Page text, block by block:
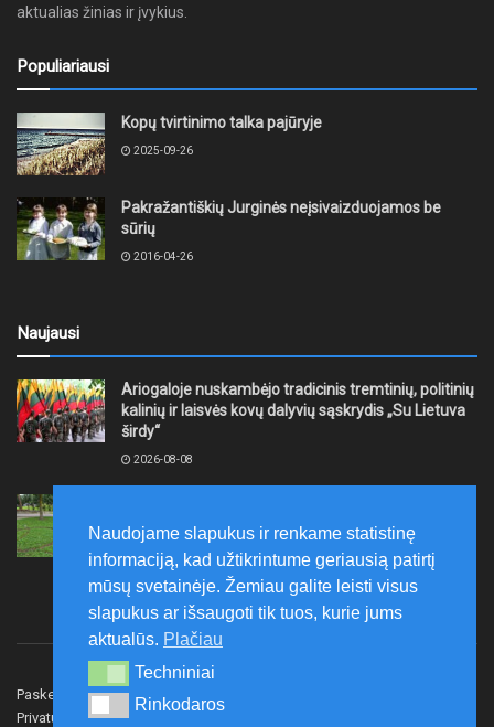
aktualias žinias ir įvykius.
Populiariausi
Kopų tvirtinimo talka pajūryje
2025-09-26
Pakražantiškių Jurginės neįsivaizduojamos be
sūrių
2016-04-26
Naujausi
Ariogaloje nuskambėjo tradicinis tremtinių, politinių
kalinių ir laisvės kovų dalyvių sąskrydis „Su Lietuva
širdy“
2026-08-08
laikytis Kelių eismo taisyklių, tausoti aplinką
2026-08-08
Paskelbk naujieną Rašyti redakcijai
Privatumo politika
Naudojame slapukus ir renkame statistinę
informaciją, kad užtikrintume geriausią patirtį
mūsų svetainėje. Žemiau galite leisti visus
slapukus ar išsaugoti tik tuos, kurie jums
aktualūs. Plačiau
Techniniai
Techniniai
Rinkodaros
Rinkodaros